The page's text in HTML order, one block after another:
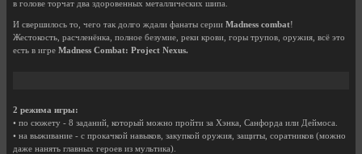
в голове торчат два здоровенных металлических шипа.
И свершилось то, чего так долго ждали фанаты серии Madness combat!
Жестокость, расчленёнка, полное безумие, реки крови, горы трупов, оружия, всё это
есть в игре Madness Combat: Project Nexus.
2 режима игры:
• по сюжету - 8 заданий, который можно пройти за Хэнка, Санфорда или Деймоса.
• на выживание - с прокачкой навыков, закупкой оружия, защиты, соратников (можно
даже нанять главных героев из мультика).